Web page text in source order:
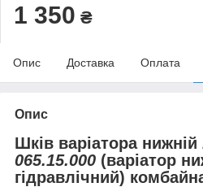
1 350 ₴
Опис Доставка Оплата
Опис
Шків варіатора нижній
065.15.000 (варіатор
гідравлічний)